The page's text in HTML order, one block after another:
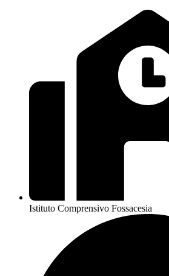
Istituto Comprensivo Fossacesia